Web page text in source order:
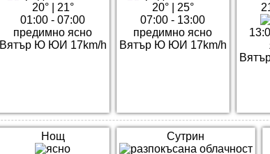
20°| 21°
01:00 - 07:00
предимно ясно
Вятър Ю ЮИ 17km/h
20°| 25°
07:00 - 13:00
предимно ясно
Вятър Ю ЮИ 17km/h
Нощ Сутрин